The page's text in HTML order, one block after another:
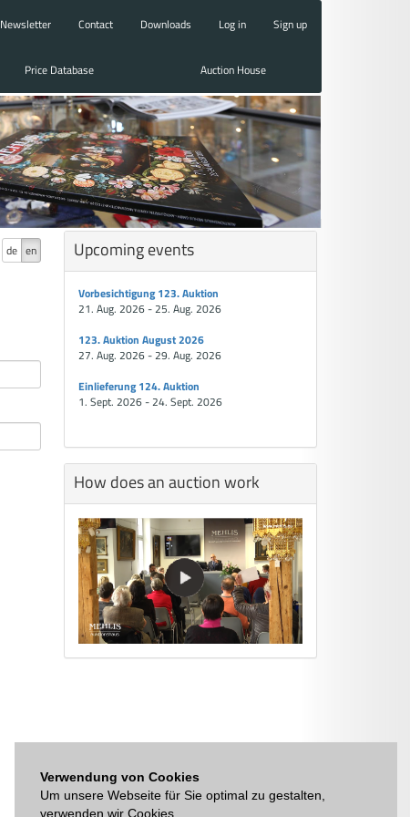
Verwendung von Cookies
Um unsere Webseite für Sie optimal zu gestalten,
verwenden wir Cookies.
Newsletter Contact Downloads Log in Sign up
Price Database Auction House
de en Upcoming events
Vorbesichtigung 123. Auktion
21. Aug. 2026 - 25. Aug. 2026
123. Auktion August 2026
27. Aug. 2026 - 29. Aug. 2026
Einlieferung 124. Auktion
1. Sept. 2026 - 24. Sept. 2026
How does an auction work